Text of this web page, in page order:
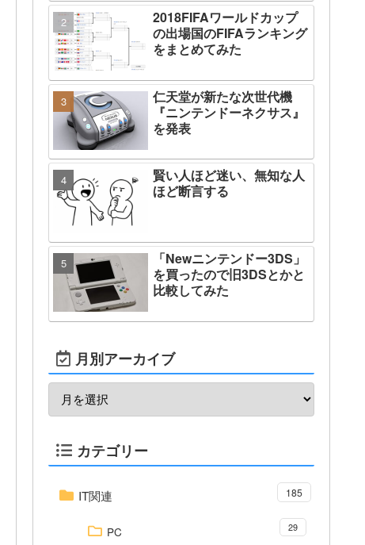
2018FIFAワールドカップ
の出場国のFIFAランキング
をまとめてみた
仁天堂が新たな次世代機
『ニンテンドーネクサス』
を発表
賢い人ほど迷い、無知な人
ほど断言する
「Newニンテンドー3DS」
を買ったので旧3DSとかと
比較してみた
月別アーカイブ
カテゴリー
IT関連 185
PC 29